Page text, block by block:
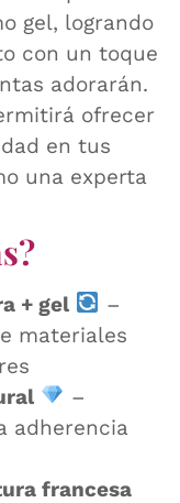
gel, logrando
con un toque
adorarán.
ofrecer
en tus
una experta
+ gel
–
materiales
–
adherencia
francesa